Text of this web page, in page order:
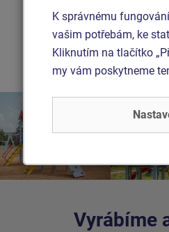
Vyrábíme
K správnému
vašim potřebám, ke
Kliknutím na tlačítko
my vám poskytneme